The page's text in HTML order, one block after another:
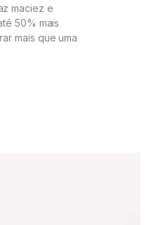
maciez e
50% mais
mais que uma